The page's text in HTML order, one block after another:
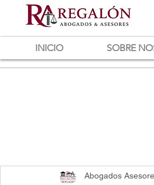
INICIO SOBRE
Abogados